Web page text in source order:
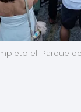
el Parque de